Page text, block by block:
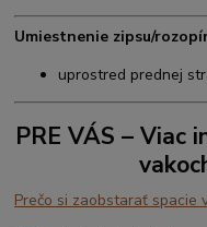
Umiestnenie zipsu/
uprostred prednej
PRE VÁS – Viac
Prečo si zaobstarať spacie